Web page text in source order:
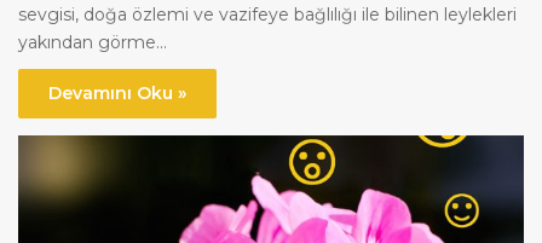
sevgisi, doğa özlemi ve vazifeye bağlılığı ile bilinen leylekleri
yakından görme…
Devamını Oku »